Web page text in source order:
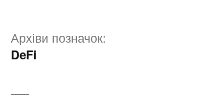
Архіви позначок:
DeFi